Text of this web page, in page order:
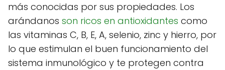
más conocidas por sus propiedades. Los
arándanos son ricos en antioxidantes como
las vitaminas C, B, E, A, selenio, zinc y hierro, por
lo que estimulan el buen funcionamiento del
sistema inmunológico y te protegen contra